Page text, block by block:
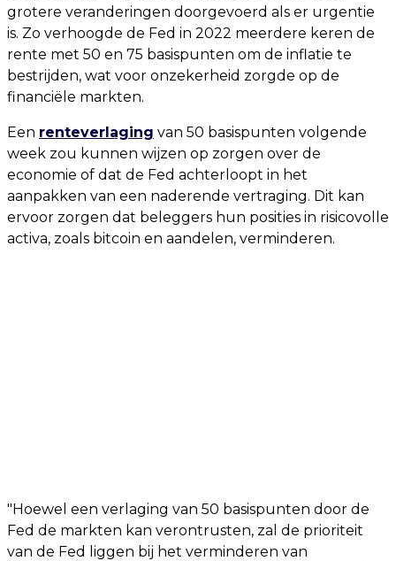
grotere veranderingen doorgevoerd als er urgentie
is. Zo verhoogde de Fed in 2022 meerdere keren de
rente met 50 en 75 basispunten om de inflatie te
bestrijden, wat voor onzekerheid zorgde op de
financiële markten.
Een renteverlaging van 50 basispunten volgende
week zou kunnen wijzen op zorgen over de
economie of dat de Fed achterloopt in het
aanpakken van een naderende vertraging. Dit kan
ervoor zorgen dat beleggers hun posities in risicovolle
activa, zoals bitcoin en aandelen, verminderen.
"Hoewel een verlaging van 50 basispunten door de
Fed de markten kan verontrusten, zal de prioriteit
van de Fed liggen bij het verminderen van